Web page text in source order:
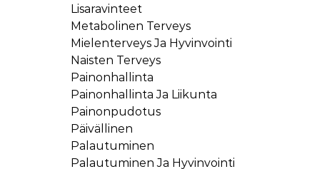
Lisaravinteet
Metabolinen Terveys
Mielenterveys Ja Hyvinvointi
Naisten Terveys
Painonhallinta
Painonhallinta Ja Liikunta
Painonpudotus
Päivällinen
Palautuminen
Palautuminen Ja Hyvinvointi